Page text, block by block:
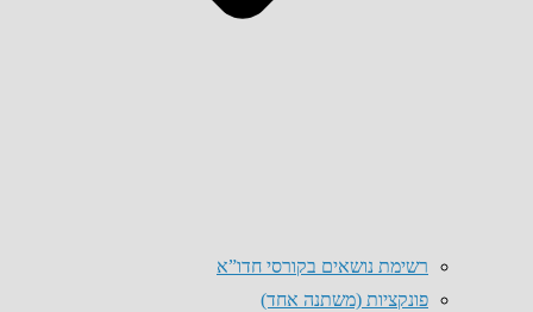
רשימת נושאים בקורסי חדו”א
פונקציות (משתנה אחד)